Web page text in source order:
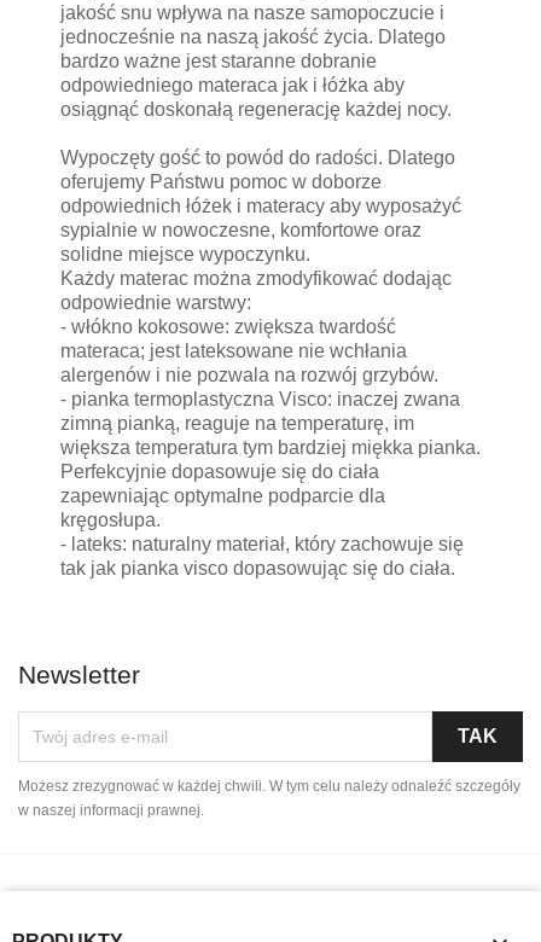
jakość snu wpływa na nasze samopoczucie i
jednocześnie na naszą jakość życia. Dlatego
bardzo ważne jest staranne dobranie
odpowiedniego materaca jak i łóżka aby
osiągnąć doskonałą regenerację każdej nocy.
Wypoczęty gość to powód do radości. Dlatego
oferujemy Państwu pomoc w doborze
odpowiednich łóżek i materacy aby wyposażyć
sypialnie w nowoczesne, komfortowe oraz
solidne miejsce wypoczynku.
Każdy materac można zmodyfikować dodając
odpowiednie warstwy:
- włókno kokosowe: zwiększa twardość
materaca; jest lateksowane nie wchłania
alergenów i nie pozwala na rozwój grzybów.
- pianka termoplastyczna Visco: inaczej zwana
zimną pianką, reaguje na temperaturę, im
większa temperatura tym bardziej miękka pianka.
Perfekcyjnie dopasowuje się do ciała
zapewniając optymalne podparcie dla
kręgosłupa.
- lateks: naturalny materiał, który zachowuje się
tak jak pianka visco dopasowując się do ciała.
Newsletter
Możesz zrezygnować w każdej chwili. W tym celu należy odnaleźć szczegóły
w naszej informacji prawnej.